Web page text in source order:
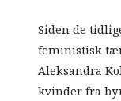
Siden de
feministisk
Aleksandra
kvinder fra